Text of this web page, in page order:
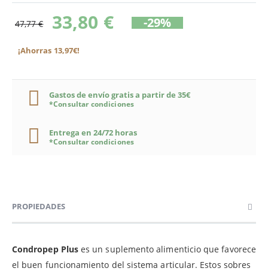
47,77 € 33,80 € -29%
¡Ahorras 13,97€!
Gastos de envío gratis a partir de 35€
*Consultar condiciones
Entrega en 24/72 horas
*Consultar condiciones
PROPIEDADES
Condropep Pluses un suplemento alimenticio que favorece
el buen funcionamiento del sistema articular. Estos sobres